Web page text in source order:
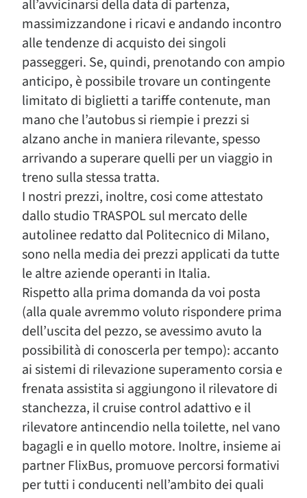
all’avvicinarsi della data di partenza,
massimizzandone i ricavi e andando incontro
alle tendenze di acquisto dei singoli
passeggeri. Se, quindi, prenotando con ampio
anticipo, è possibile trovare un contingente
limitato di biglietti a tariffe contenute, man
mano che l’autobus si riempie i prezzi si
alzano anche in maniera rilevante, spesso
arrivando a superare quelli per un viaggio in
treno sulla stessa tratta.
I nostri prezzi, inoltre, cosi come attestato
dallo studio TRASPOL sul mercato delle
autolinee redatto dal Politecnico di Milano,
sono nella media dei prezzi applicati da tutte
le altre aziende operanti in Italia.
Rispetto alla prima domanda da voi posta
(alla quale avremmo voluto rispondere prima
dell’uscita del pezzo, se avessimo avuto la
possibilità di conoscerla per tempo): accanto
ai sistemi di rilevazione superamento corsia e
frenata assistita si aggiungono il rilevatore di
stanchezza, il cruise control adattivo e il
rilevatore antincendio nella toilette, nel vano
bagagli e in quello motore. Inoltre, insieme ai
partner FlixBus, promuove percorsi formativi
per tutti i conducenti nell’ambito dei quali